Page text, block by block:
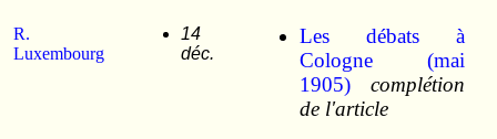
R.
Luxembourg
14
déc.
Les débats à
Cologne (mai
1905)
complétion
de l'article